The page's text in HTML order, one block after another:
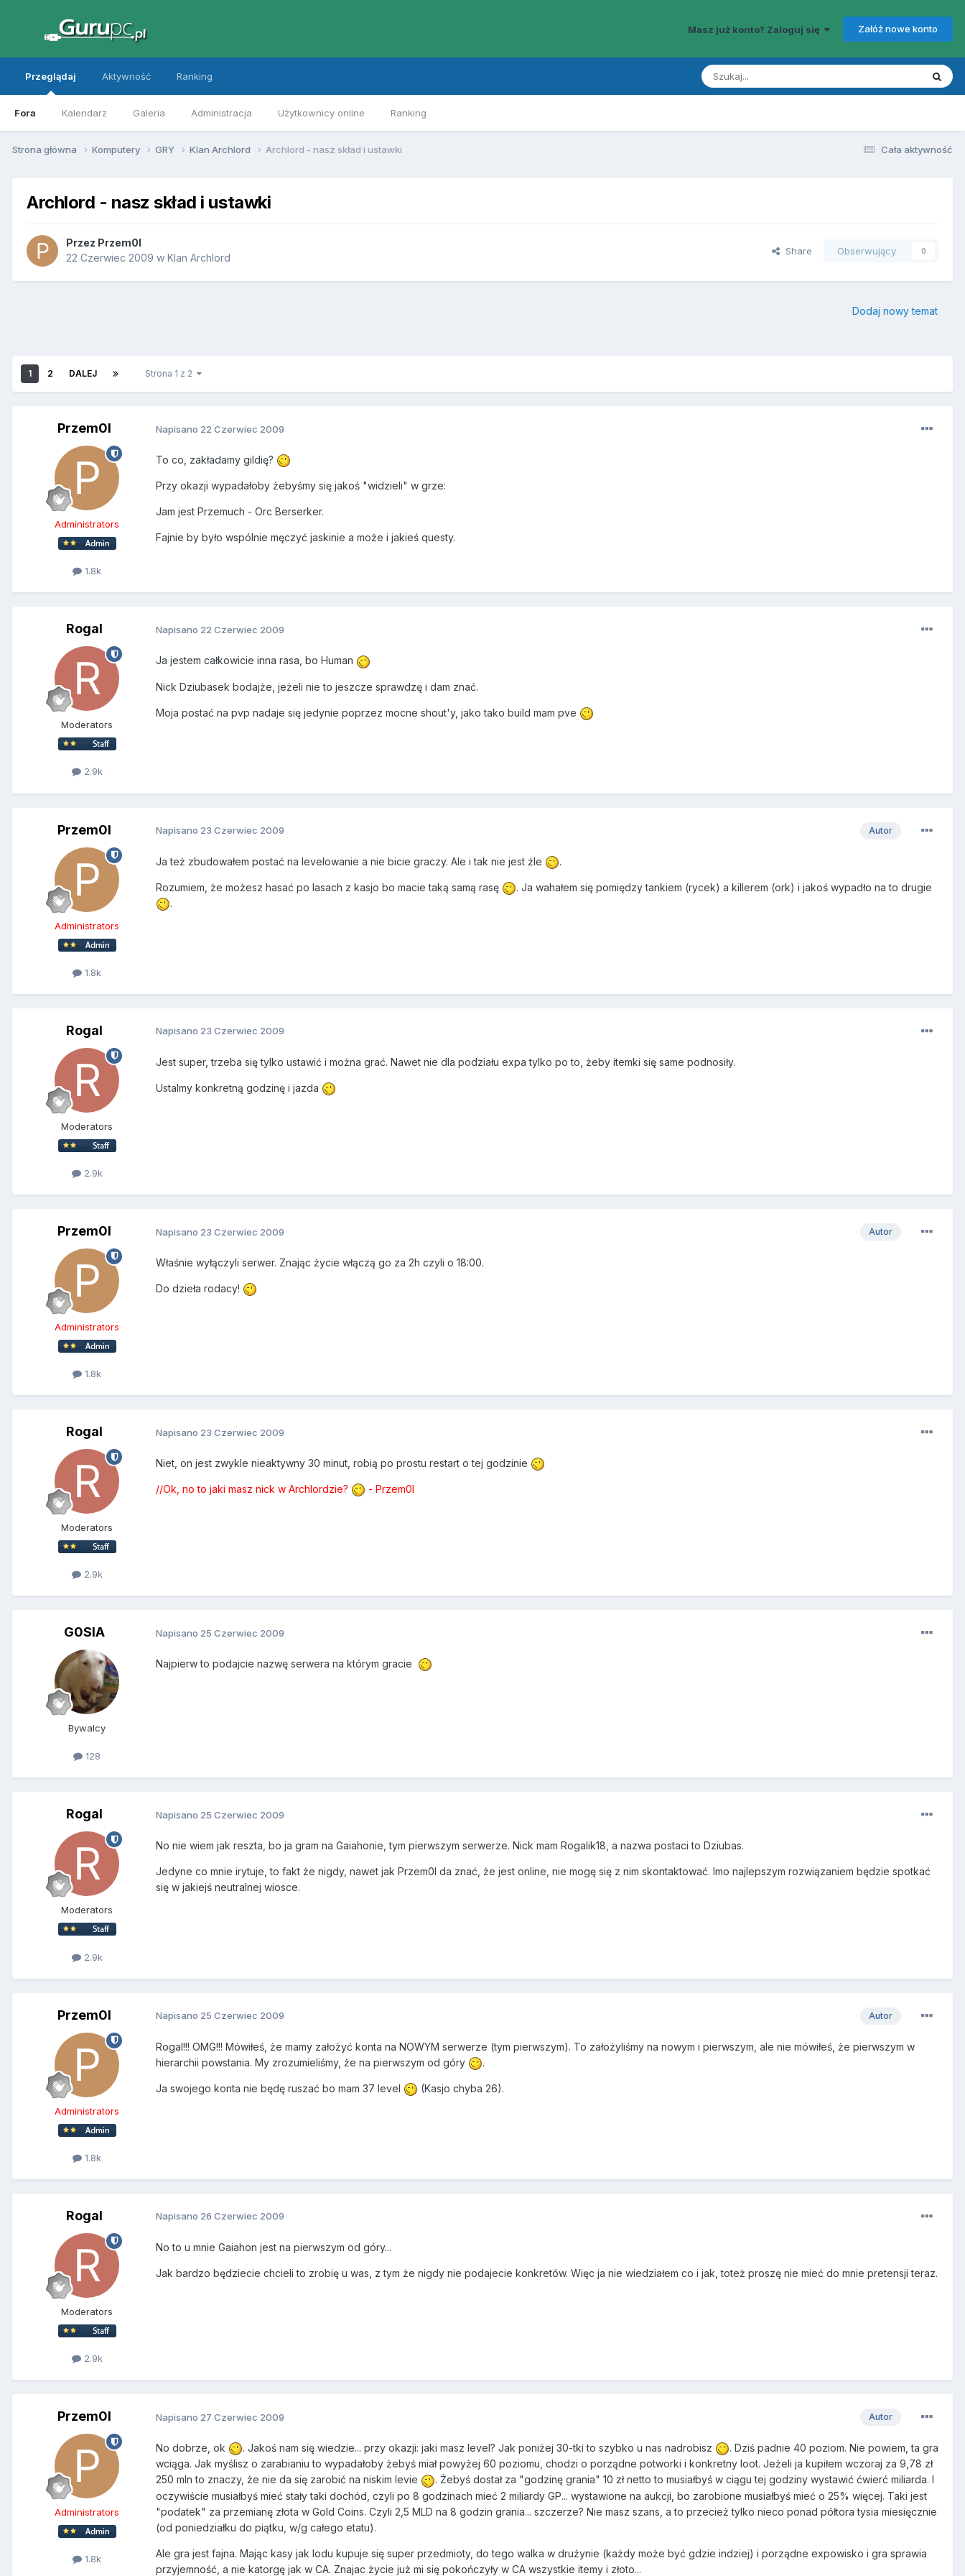
Masz już konto? Zaloguj się Załóż nowe konto
Przeglądaj
Fora Kalendarz Galeria Administracja Użytkownicy online Ranking
Aktywność Ranking
Cała aktywność
Strona główna Komputery GRY Klan Archlord Archlord - nasz skład i ustawki
Archlord - nasz skład i ustawki
Przez Przem0l
22 Czerwiec 2009 w Klan Archlord
Share Obserwujący 0
Dodaj nowy temat
1 2 DALEJ Strona 1 z 2
Przem0l
Administrators
1.8k
Napisano 22 Czerwiec 2009
To co, zakładamy gildię?
Przy okazji wypadałoby żebyśmy się jakoś "widzieli" w grze:
Jam jest Przemuch - Orc Berserker.
Fajnie by było wspólnie męczyć jaskinie a może i jakieś questy.
Rogal
Moderators
2.9k
Napisano 22 Czerwiec 2009
Ja jestem całkowicie inna rasa, bo Human
Nick Dziubasek bodajże, jeżeli nie to jeszcze sprawdzę i dam znać.
Moja postać na pvp nadaje się jedynie poprzez mocne shout'y, jako tako build mam pve
Przem0l
Administrators
1.8k
Autor
Napisano 23 Czerwiec 2009
Ja też zbudowałem postać na levelowanie a nie bicie graczy. Ale i tak nie jest źle .
Rozumiem, że możesz hasać po lasach z kasjo bo macie taką samą rasę
. Ja wahałem się pomiędzy tankiem (rycek) a killerem (ork) i jakoś wypadło na to drugie
.
Rogal
Moderators
2.9k
Napisano 23 Czerwiec 2009
Jest super, trzeba się tylko ustawić i można grać. Nawet nie dla podziału expa tylko po to, żeby itemki się same podnosiły.
Ustalmy konkretną godzinę i jazda
Przem0l
Administrators
1.8k
Autor
Napisano 23 Czerwiec 2009
Właśnie wyłączyli serwer. Znając życie włączą go za 2h czyli o 18:00.
Do dzieła rodacy!
Rogal
Moderators
2.9k
Napisano 23 Czerwiec 2009
Niet, on jest zwykle nieaktywny 30 minut, robią po prostu restart o tej godzinie
//Ok, no to jaki masz nick w Archlordzie? - Przem0l
G0SlA
Bywalcy
128
Napisano 25 Czerwiec 2009
Najpierw to podajcie nazwę serwera na którym gracie
Rogal
Moderators
2.9k
Napisano 25 Czerwiec 2009
No nie wiem jak reszta, bo ja gram na Gaiahonie, tym pierwszym serwerze. Nick mam Rogalik18, a nazwa postaci to Dziubas.
Jedyne co mnie irytuje, to fakt że nigdy, nawet jak Przem0l da znać, że jest online, nie mogę się z nim skontaktować. Imo najlepszym rozwiązaniem będzie spotkać
się w jakiejś neutralnej wiosce.
Przem0l
Administrators
1.8k
Autor
Napisano 25 Czerwiec 2009
Rogal!!! OMG!!! Mówiłeś, że mamy założyć konta na NOWYM serwerze (tym pierwszym). To założyliśmy na nowym i pierwszym, ale nie mówiłeś, że pierwszym w
hierarchii powstania. My zrozumieliśmy, że na pierwszym od góry
.
Ja swojego konta nie będę ruszać bo mam 37 level (Kasjo chyba 26).
Rogal
Moderators
2.9k
Napisano 26 Czerwiec 2009
No to u mnie Gaiahon jest na pierwszym od góry...
Jak bardzo będziecie chcieli to zrobię u was, z tym że nigdy nie podajecie konkretów. Więc ja nie wiedziałem co i jak, toteż proszę nie mieć do mnie pretensji teraz.
Przem0l
Administrators
1.8k
Autor
Napisano 27 Czerwiec 2009
No dobrze, ok . Jakoś nam się wiedzie... przy okazji: jaki masz level? Jak poniżej 30-tki to szybko u nas nadrobisz
. Dziś padnie 40 poziom. Nie powiem, ta gra
wciąga. Jak myślisz o zarabianiu to wypadałoby żebyś miał powyżej 60 poziomu, chodzi o porządne potworki i konkretny loot. Jeżeli ja kupiłem wczoraj za 9,78 zł
250 mln to znaczy, że nie da się zarobić na niskim levie
. Żebyś dostał za "godzinę grania" 10 zł netto to musiałbyś w ciągu tej godziny wystawić ćwierć miliarda. I
oczywiście musiałbyś mieć stały taki dochód, czyli po 8 godzinach mieć 2 miliardy GP... wystawione na aukcji, bo zarobione musiałbyś mieć o 25% więcej. Taki jest
"podatek" za przemianę złota w Gold Coins. Czyli 2,5 MLD na 8 godzin grania... szczerze? Nie masz szans, a to przecież tylko nieco ponad półtora tysia miesięcznie
(od poniedziałku do piątku, w/g całego etatu).
Ale gra jest fajna. Mając kasy jak lodu kupuje się super przedmioty, do tego walka w drużynie (każdy może być gdzie indziej) i porządne expowisko i gra sprawia
przyjemność, a nie katorgę jak w CA. Znajac życie już mi się pokończyły w CA wszystkie itemy i złoto...